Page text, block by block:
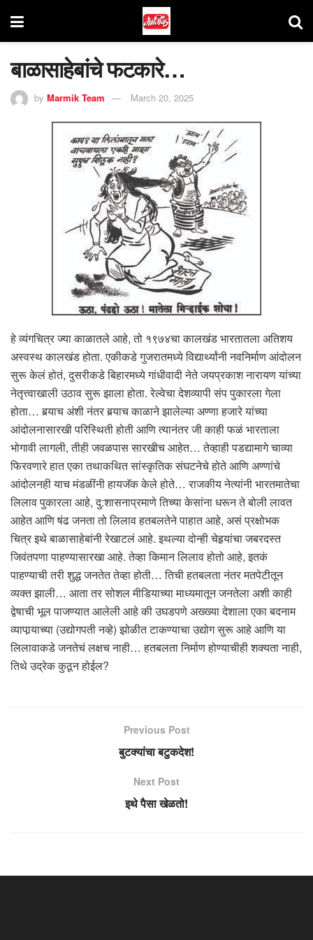
बाळासाहेबांचे फटकारे…
by Marmik Team March 20, 2025
हे व्यंगचित्र ज्या काळातले आहे, तो १९७४चा कालखंड भारतातला अतिशय
अस्वस्थ कालखंड होता. एकीकडे गुजरातमध्ये विद्यार्थ्यांनी नवनिर्माण आंदोलन
सुरू केलं होतं, दुसरीकडे बिहारमध्ये गांधीवादी नेते जयप्रकाश नारायण यांच्या
नेतृत्त्वाखाली उठाव सुरू झाला होता. रेल्वेचा देशव्यापी संप पुकारला गेला
होता… बर्‍याच अंशी नंतर बर्‍याच काळाने झालेल्या अण्णा हजारे यांच्या
आंदोलनासारखी परिस्थिती होती आणि त्यानंतर जी काही फळं भारताला
भोगावी लागली, तीही जवळपास सारखीच आहेत… तेव्हाही पडद्यामागे चाव्या
फिरवणारे हात एका तथाकथित सांस्कृतिक संघटनेचे होते आणि अण्णांचे
आंदोलनही याच मंडळींनी हायजॅक केले होते… राजकीय नेत्यांनी भारतमातेचा
लिलाव पुकारला आहे, दु:शासनाप्रमाणे तिच्या केसांना धरून ते बोली लावत
आहेत आणि षंढ जनता तो लिलाव हतबलतेने पाहात आहे, असं प्रक्षोभक
चित्र इथे बाळासाहेबांनी रेखाटलं आहे. इथल्या दोन्ही चेहर्‍यांचा जबरदस्त
जिवंतपणा पाहण्यासारखा आहे. तेव्हा किमान लिलाव होतो आहे, इतकं
पाहण्याची तरी शुद्ध जनतेत तेव्हा होती… तिची हतबलता नंतर मतपेटीतून
व्यक्त झाली… आता तर सोशल मीडियाच्या माध्यमातून जनतेला अशी काही
द्वेषाची भूल पाजण्यात आलेली आहे की उघडपणे अख्ख्या देशाला एका बदनाम
व्यापार्‍याच्या (उद्योगपती नव्हे) झोळीत टाकण्याचा उद्योग सुरू आहे आणि या
लिलावाकडे जनतेचं लक्षच नाही… हतबलता निर्माण होण्याचीही शक्यता नाही,
तिथे उद्रेक कुठून होईल?
Previous Post
बुटक्यांचा बटुकदेश!
Next Post
इथे पैसा खेळतो!